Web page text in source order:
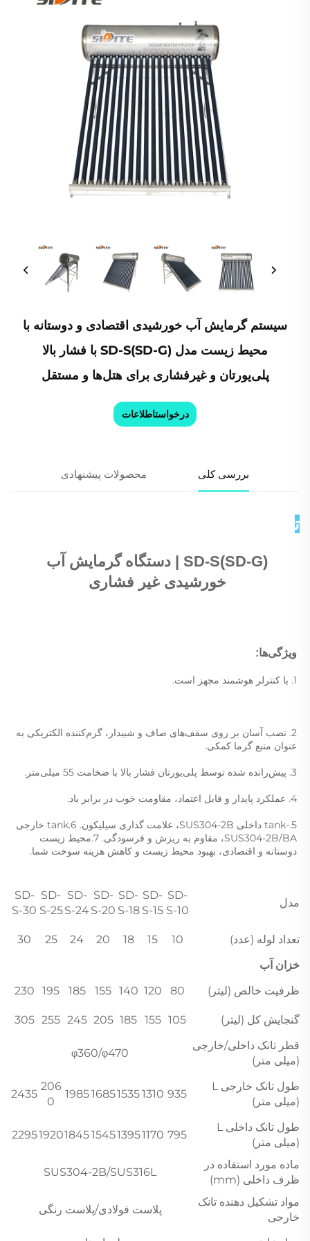
سیستم گرمایش آب خورشیدی اقتصادی و دوستانه با
محیط زیست مدل SD-S(SD-G) با فشار بالا
پلی‌یورتان و غیرفشاری برای هتل‌ها و مستقل
درخواستاطلاعات
بررسی کلی محصولات پیشنهادی
توضیحات محصول
خورشیدی غیر فشاری
ویژگی‌ها:
1. با کنترلر هوشمند مجهز است.
عنوان منبع گرما کمکی.
3. پیش‌رانده شده توسط پلی‌یورتان فشار بالا با ضخامت 55 میلی‌متر.
4. عملکرد پایدار و قابل اعتماد، مقاومت خوب در برابر باد.
دوستانه و اقتصادی، بهبود محیط زیست و کاهش هزینه سوخت شما.
مدل
SD-
S-10
SD-
S-15
SD-
S-18
SD-
S-20
SD-
S-24
SD-
S-25
SD-
S-30
تعداد لوله (عدد) 10
15
18
20
24
25
30
خزان آب
ظرفیت خالص (لیتر)
80
120
140
155
185
195
230
گنجایش کل (لیتر) 105
155
185
205
245
255
305
قطر تانک داخلی/خارجی
(میلی متر)
φ360/φ470
طول تانک خارجی L
(میلی متر)
935
1310
1535
1685
1985
206
0
2435
طول تانک داخلی L
(میلی متر)
795
1170
1395
1545
1845
1920
2295
ماده مورد استفاده در
ظرف داخلی (mm)
SUS304-2B/SUS316L
مواد تشکیل دهنده تانک
خارجی
پلاست فولادی/پلاست رنگی